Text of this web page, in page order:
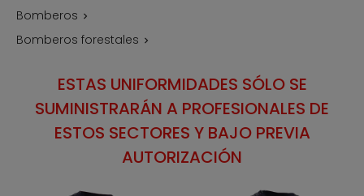
Bomberos 
Bomberos forestales 
ESTAS UNIFORMIDADES SÓLO SE
SUMINISTRARÁN A PROFESIONALES DE
ESTOS SECTORES Y BAJO PREVIA
AUTORIZACIÓN